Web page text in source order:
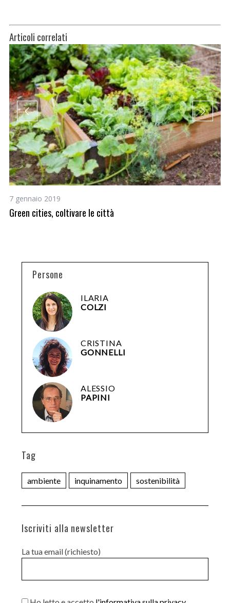
Articoli correlati
7 gennaio 2019
Green cities, coltivare le città
Persone
ILARIA
COLZI
CRISTINA
GONNELLI
ALESSIO
PAPINI
Tag
ambiente inquinamento sostenibilità
Iscriviti alla newsletter
La tua email (richiesto)